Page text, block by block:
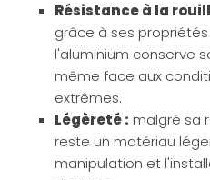
Résistance à la
grâce à ses
l'aluminium conserve
même face aux
extrêmes.
Légèreté : malgré sa
reste un matériau
manipulation et